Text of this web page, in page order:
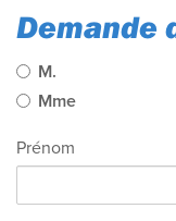
Demande
M.
Mme
Prénom